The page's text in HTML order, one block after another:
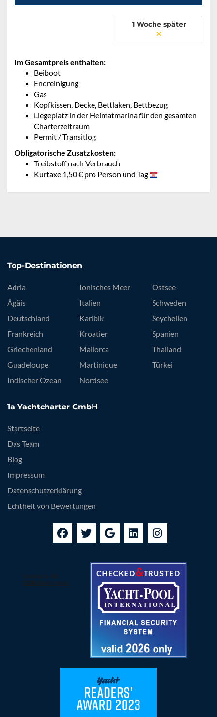
1 Woche später
Im Gesamtpreis enthalten:
Beiboot
Endreinigung
Gas
Kopfkissen, Decke, Bettlaken, Bettbezug
Liegeplatz in der Heimatmarina für den gesamten
Charterzeitraum
Permit / Transitlog
Obligatorische Zusatzkosten:
Treibstoff nach Verbrauch
Kurtaxe 1,50 € pro Person und Tag
Top-Destinationen
Adria
Ägäis
Deutschland
Frankreich
Griechenland
Guadeloupe
Indischer Ozean
Ionisches Meer
Italien
Karibik
Kroatien
Mallorca
Martinique
Nordsee
Ostsee
Schweden
Seychellen
Spanien
Thailand
Türkei
1a Yachtcharter GmbH
Startseite
Das Team
Blog
Impressum
Datenschutzerklärung
Echtheit von Bewertungen